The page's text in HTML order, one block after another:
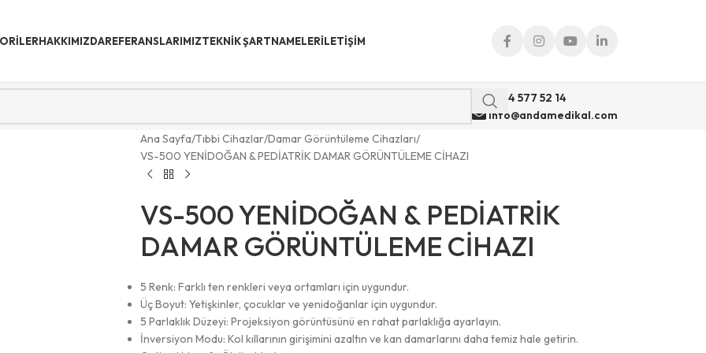
HAKKIMIZDAREFERANSLARIMIZTEKNIK ŞARTNAMELERİLETIŞIM
0 544 577 52 14
info@andamedikal.com
Ana Sayfa Tıbbi Cihazlar Damar Görüntüleme Cihazları
VS-500 YENİDOĞAN & PEDİATRİK DAMAR GÖRÜNTÜLEME CİHAZI
VS-500 YENİDOĞAN & PEDİATRİK
DAMAR GÖRÜNTÜLEME CİHAZI
5 Renk: Farklı ten renkleri veya ortamları için uygundur.
Üç Boyut: Yetişkinler, çocuklar ve yenidoğanlar için uygundur.
5 Parlaklık Düzeyi: Projeksiyon görüntüsünü en rahat parlaklığa ayarlayın.
İnversiyon Modu: Kol kıllarının girişimini azaltın ve kan damarlarını daha temiz hale getirin.